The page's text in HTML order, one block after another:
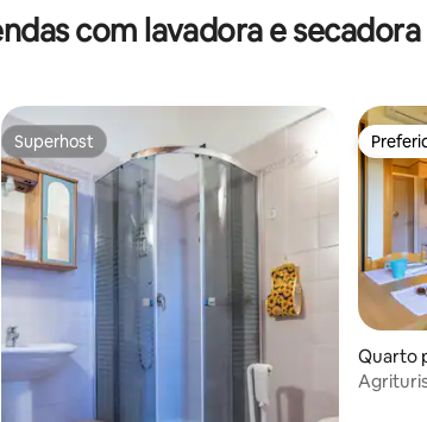
com lavadora e secadora
média de 5, 27 avaliações
Superhost
Superhost
Quarto